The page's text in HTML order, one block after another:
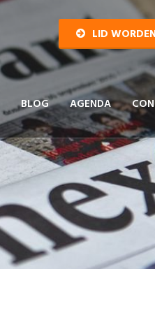
LID
BLOG AGENDA